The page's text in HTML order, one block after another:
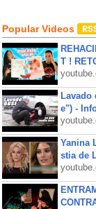
Popular Videos
T !
Lavado
e") -
Yanina
stia de